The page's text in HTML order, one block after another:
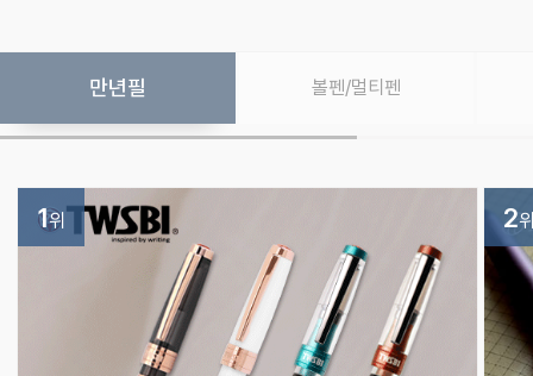
만년필 볼펜/멀티펜
1위 2